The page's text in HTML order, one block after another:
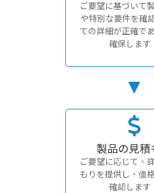
ご要望に基づいて
や特別な要件を確
ての詳細が正確で
確保します
製品の見積
ご要望に応じて、
もりを提供し、価
確認します